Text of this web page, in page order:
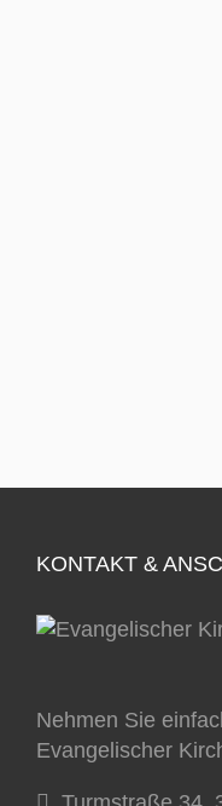
KONTAKT &
Nehmen Sie
Evangelischer